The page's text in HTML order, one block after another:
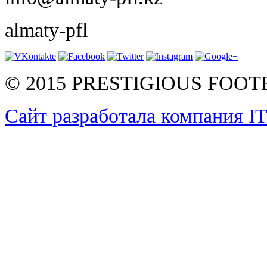
almaty-pfl
© 2015 PRESTIGIOUS
Сайт разработала компания